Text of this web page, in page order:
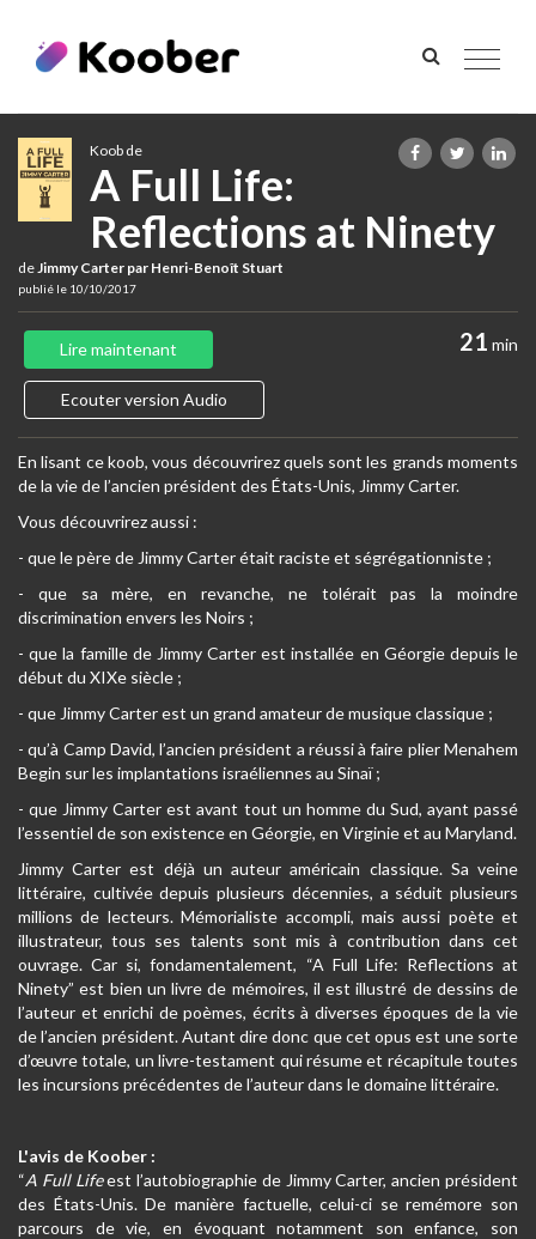
Toggle
Koob de
A Full Life:
Reflections at Ninety
deJimmy Carter par Henri-Benoît Stuart
publié le 10/10/2017
21 min
Lire maintenant
Ecouter version Audio
En lisant ce koob, vous découvrirez quels sont les grands moments
de la vie de l’ancien président des États-Unis, Jimmy Carter.
Vous découvrirez aussi :
- que le père de Jimmy Carter était raciste et ségrégationniste ;
- que sa mère, en revanche, ne tolérait pas la moindre
discrimination envers les Noirs ;
- que la famille de Jimmy Carter est installée en Géorgie depuis le
début du XIXe siècle ;
- que Jimmy Carter est un grand amateur de musique classique ;
- qu’à Camp David, l’ancien président a réussi à faire plier Menahem
Begin sur les implantations israéliennes au Sinaï ;
- que Jimmy Carter est avant tout un homme du Sud, ayant passé
l’essentiel de son existence en Géorgie, en Virginie et au Maryland.
Jimmy Carter est déjà un auteur américain classique. Sa veine
littéraire, cultivée depuis plusieurs décennies, a séduit plusieurs
millions de lecteurs. Mémorialiste accompli, mais aussi poète et
illustrateur, tous ses talents sont mis à contribution dans cet
ouvrage. Car si, fondamentalement, “A Full Life: Reflections at
Ninety” est bien un livre de mémoires, il est illustré de dessins de
l’auteur et enrichi de poèmes, écrits à diverses époques de la vie
de l’ancien président. Autant dire donc que cet opus est une sorte
d’œuvre totale, un livre-testament qui résume et récapitule toutes
les incursions précédentes de l’auteur dans le domaine littéraire.
L'avis de Koober :
“A Full Lifeest l’autobiographie de Jimmy Carter, ancien président
des États-Unis. De manière factuelle, celui-ci se remémore son
parcours de vie, en évoquant notamment son enfance, son